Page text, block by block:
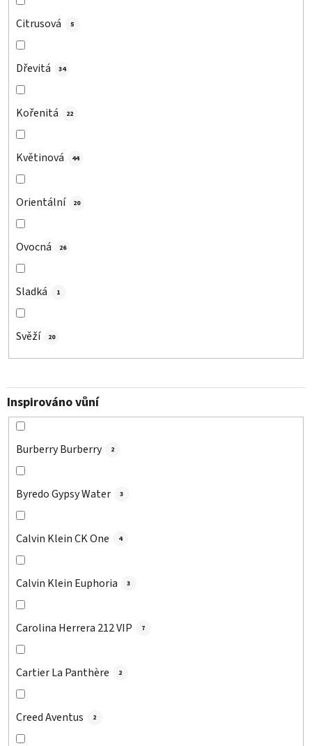
Citrusová 5
Dřevitá 34
Kořenitá 22
Květinová 44
Orientální 20
Ovocná 26
Sladká 1
Svěží 20
Inspirováno vůní
Burberry Burberry 2
Byredo Gypsy Water 3
Calvin Klein CK One 4
Calvin Klein Euphoria 3
Carolina Herrera 212 VIP 7
Cartier La Panthère 2
Creed Aventus 2